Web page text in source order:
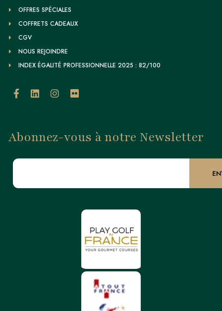
OFFRES SPÉCIALES
COFFRETS CADEAUX
CGV
NOUS REJOINDRE
INDEX ÉGALITÉ PROFESSIONNELLE 2025 : 82/100
Abonnez-vous à notre Newsletter